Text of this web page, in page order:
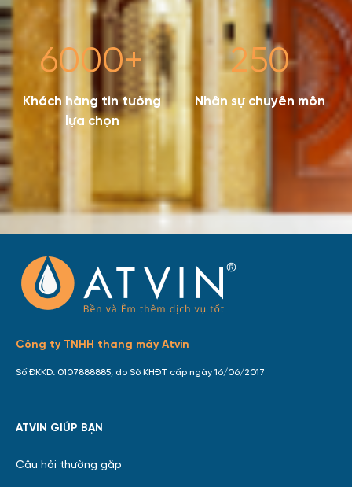
6000+
Khách hàng tin tưởng
lựa chọn
250
Nhân sự chuyên môn
Công ty TNHH thang máy Atvin
Số ĐKKD: 0107888885, do Sở KHĐT cấp ngày 16/06/2017
ATVIN GIÚP BẠN
Câu hỏi thường gặp